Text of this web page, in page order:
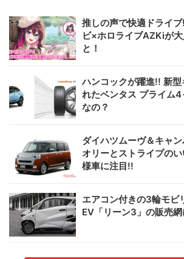
推しの声で快適ドライ
ビ×ホロライブAZKiが
と！
ハンコックが躍進!! 新
れたベンタス プライム
なの？
ダイハツムーヴ＆キャ
オリーとストライプの
様車に注目!!
エアコン付きの3輪モビ
EV「リーン3」の販売